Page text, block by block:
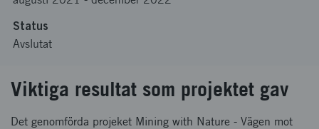
Status
Avslutat
Viktiga resultat som projektet gav
Det genomförda projeket Mining with Nature - Vägen mot